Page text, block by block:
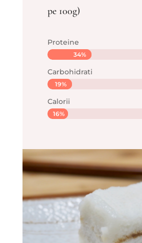
pe 100g)
Proteine
34%
34%
Carbohidrati
19%
19%
Calorii
16%
16%